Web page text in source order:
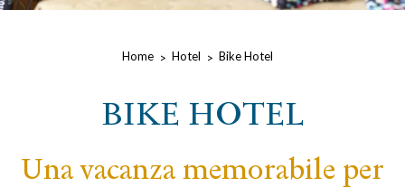
Home Hotel Bike Hotel
BIKE HOTEL
Una vacanza memorabile per